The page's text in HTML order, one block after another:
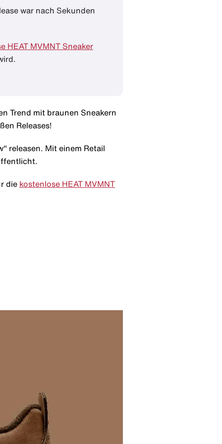
war nach Sekunden
HEAT MVMNT Sneaker
Trend mit braunen Sneakern
Releases!
releasen. Mit einem Retail
die kostenlose HEAT MVMNT